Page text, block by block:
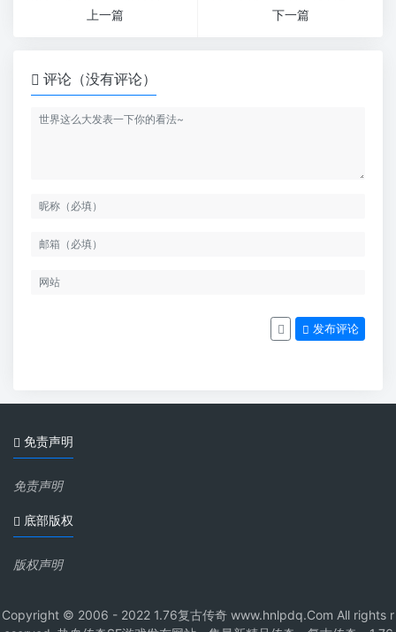
上一篇
下一篇
评论（没有评论）
发布评论
免责声明
免责声明
底部版权
版权声明
Copyright © 2006 - 2022 1.76复古传奇 www.hnlpdq.Com All rights r